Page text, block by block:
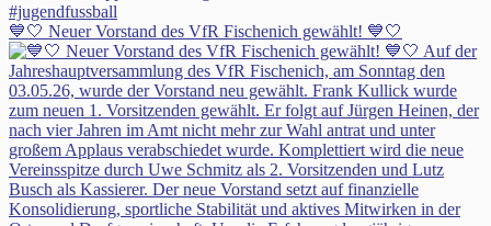
💙🤍 Neuer Vorstand des VfR Fischenich gewählt! 💙🤍